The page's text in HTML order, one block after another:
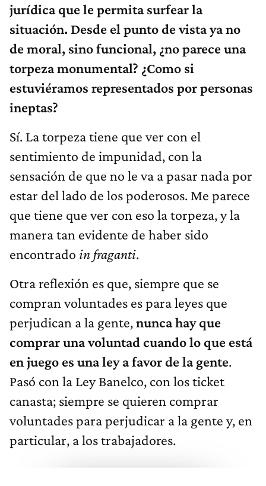
jurídica que le permita surfear la
situación. Desde el punto de vista ya no
de moral, sino funcional, ¿no parece una
torpeza monumental? ¿Como si
estuviéramos representados por personas
ineptas?
Sí. La torpeza tiene que ver con el
sentimiento de impunidad, con la
sensación de que no le va a pasar nada por
estar del lado de los poderosos. Me parece
que tiene que ver con eso la torpeza, y la
manera tan evidente de haber sido
encontrado in fraganti.
Otra reflexión es que, siempre que se
compran voluntades es para leyes que
perjudican a la gente,nunca hay que
comprar una voluntad cuando lo que está
en juego es una ley a favor de la gente.
Pasó con la Ley Banelco, con los ticket
canasta; siempre se quieren comprar
voluntades para perjudicar a la gente y, en
particular, a los trabajadores.